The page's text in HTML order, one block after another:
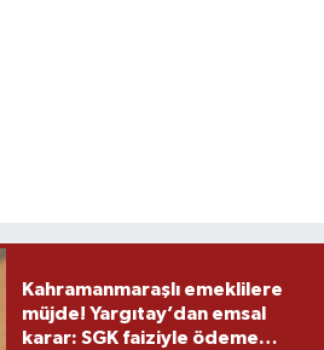
Kahramanmaraşlı emeklilere
müjde! Yargıtay’dan emsal
karar: SGK faiziyle ödeme